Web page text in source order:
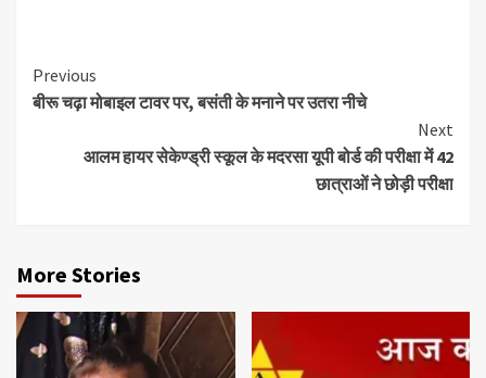
Continue
Reading
Previous
बीरू चढ़ा मोबाइल टावर पर, बसंती के मनाने पर उतरा नीचे
Next
आलम हायर सेकेण्ड्री स्कूल के मदरसा यूपी बोर्ड की परीक्षा में 42
छात्राओं ने छोड़ी परीक्षा
More Stories